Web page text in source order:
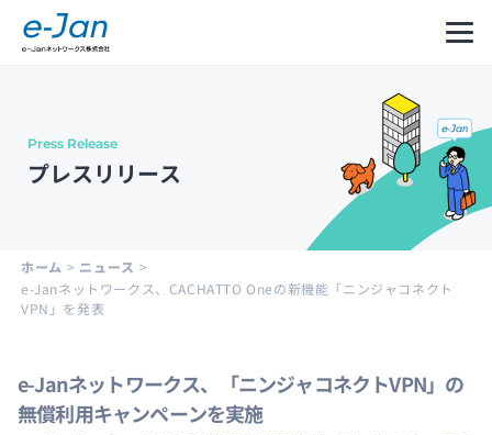
Company
Information
Message
from
メッ
セー
Leadership History
Press Release
プレスリリース
ホーム > ニュース >
e-Janネットワークス、CACHATTO Oneの新機能「ニンジャコネクト
VPN」を発表
e-Janネットワークス、「ニンジャコネクトVPN」の
無償利用キャンペーンを実施